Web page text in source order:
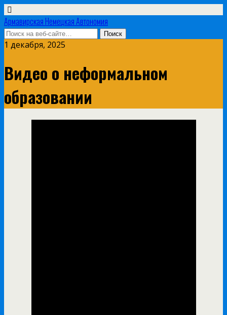
Армавирская Немецкая Автономия
1 декабря, 2025
Видео о неформальном
образовании